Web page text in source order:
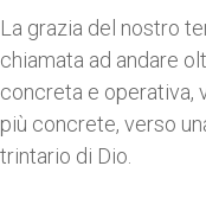
La grazia del nostro
chiamata ad andare
concreta e operativa,
più concrete, verso
trintario di Dio.